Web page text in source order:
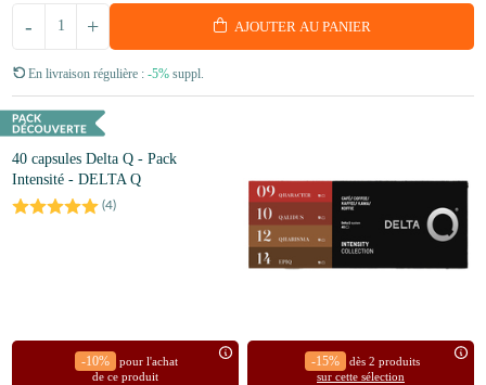
+
- AJOUTER AU PANIER
En livraison régulière : -5% suppl.
40 capsules Delta Q - Pack
Intensité - DELTA Q
(4)
-10%
pour l'achat
de ce produit
-15%
dès 2 produits
sur cette sélection